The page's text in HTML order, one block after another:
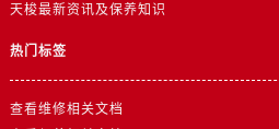
天梭最新资讯及保养知识
热门标签
查看维修相关文档